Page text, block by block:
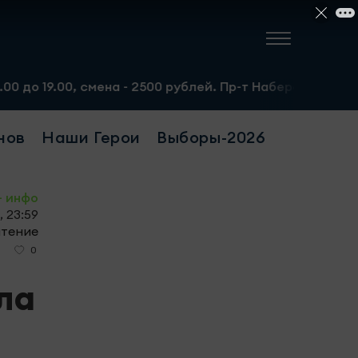
- 2500 рублей. Пр-т Набережночелнинский, 13а.
Наши Герои Выборы-2026
инфо
23:59
0